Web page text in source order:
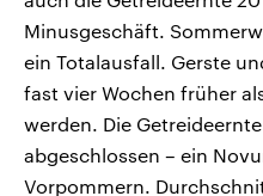
Minusgeschäft.
ein Totalausfall. Gerste
fast vier Wochen früher
werden. Die
abgeschlossen – ein
Vorpommern.